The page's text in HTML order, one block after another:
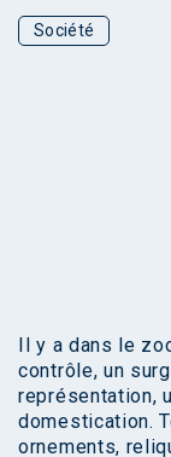
Société
Il y a dans le
contrôle, un
représentation,
domestication.
ornements,